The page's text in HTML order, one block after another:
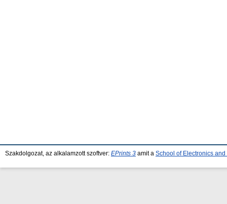
Szakdolgozat, az alkalamzott szoftver: EPrints 3 amit a School of Electronics